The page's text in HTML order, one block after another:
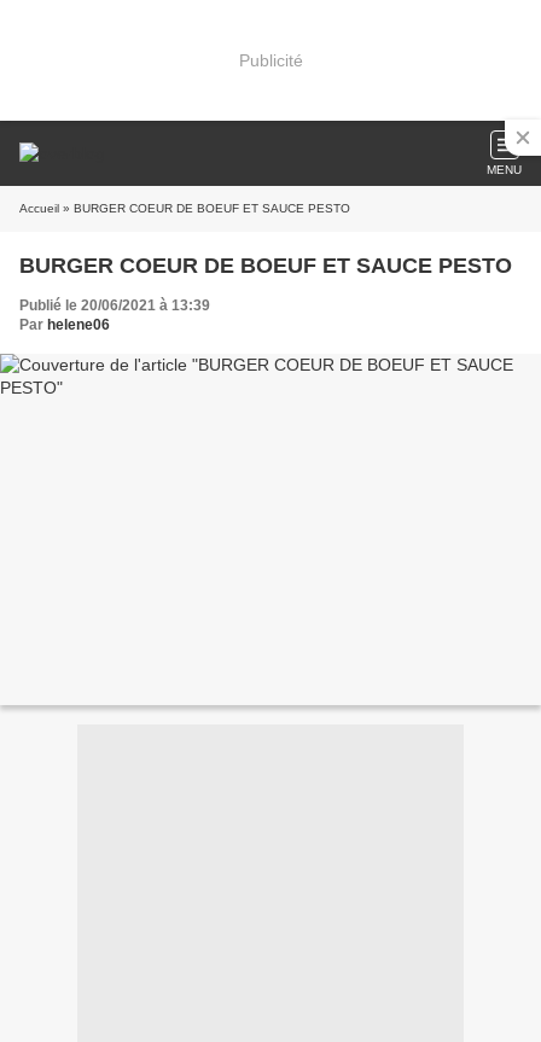
Publicité
MENU
Accueil » BURGER COEUR DE BOEUF ET SAUCE PESTO
BURGER COEUR DE BOEUF ET SAUCE PESTO
Publié le 20/06/2021 à 13:39
Par helene06